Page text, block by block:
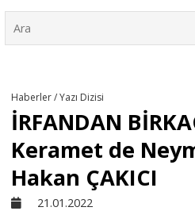
Sivil
Haberler / Yazı Dizisi
İRFANDAN
Keramet de
Hakan ÇAKICI
21.01.2022